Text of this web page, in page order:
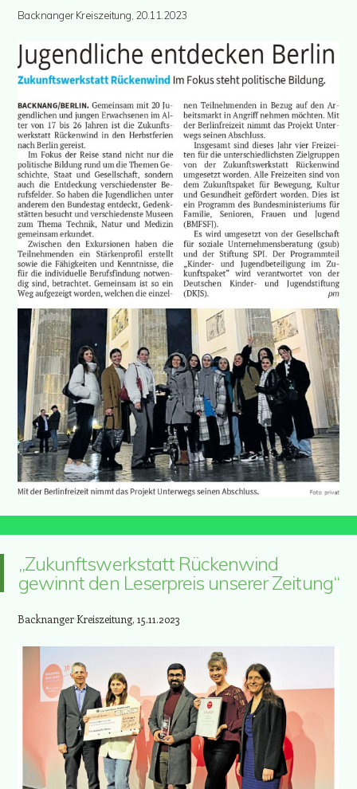
Backnanger Kreiszeitung, 20.11.2023
„Zukunftswerkstatt Rückenwind
gewinnt den Leserpreis unserer Zeitung“
Backnanger Kreiszeitung, 15.11.2023